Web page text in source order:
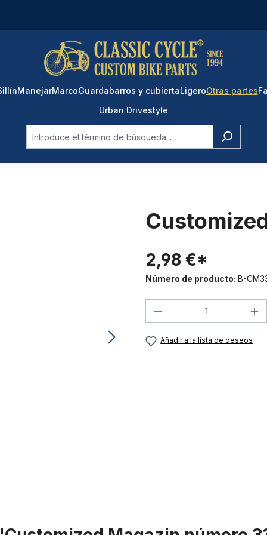
ManejarMarcoGuardabarros y cubiertaLigeroOtras partes
Urban Drivestyle
2,98 €*
Número de producto: B-
Cantidad del
Añadir a la lista de deseos